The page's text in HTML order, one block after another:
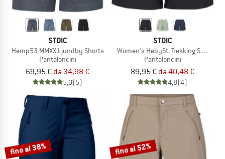
STOIC
Hemp53 MMXX.Ljundby Shorts
Pantaloncini
69,95 € da 34,98 €
5,0(5)
STOIC
Women's HebySt. Trekking Shorts
Pantaloncini
89,95 € da 40,48 €
4,8(4)
fino al 38% fino al 52%